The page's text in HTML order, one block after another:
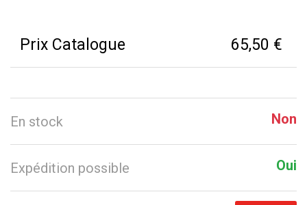
Prix Catalogue 65,50 €
En stock Non
Expédition possible Oui